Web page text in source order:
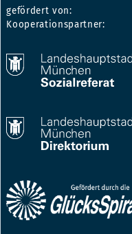
gefördert von:
Kooperationspartner: